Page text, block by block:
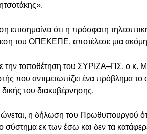
επισημαίνει ότι η πρόσφατη
του ΟΠΕΚΕΠΕ, αποτέλεσε μια
τοποθέτηση του ΣΥΡΙΖΑ–ΠΣ, ο κ.
που αντιμετωπίζει ένα πρόβλημα
δικής του διακυβέρνησης.
η δήλωση του Πρωθυπουργού
σύστημα εκ των έσω και δεν τα